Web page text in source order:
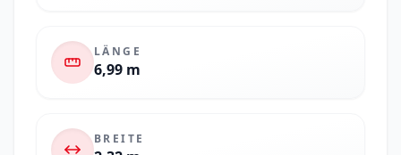
LÄNGE
6,99 m
BREITE